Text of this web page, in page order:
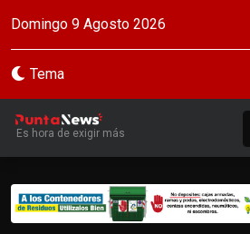
Domingo 9 Agosto 2026
Tema
Es hora de exigir más